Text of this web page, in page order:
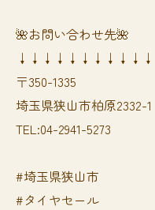
🌺お問い合わせ先🌺
↓↓↓↓↓↓↓↓↓↓↓
〒350-1335
埼玉県狭山市柏原2332-1
TEL:04-2941-5273
#埼玉県狭山市
#タイヤセール